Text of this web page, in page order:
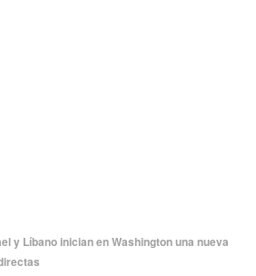
y Líbano inician en Washington una nueva